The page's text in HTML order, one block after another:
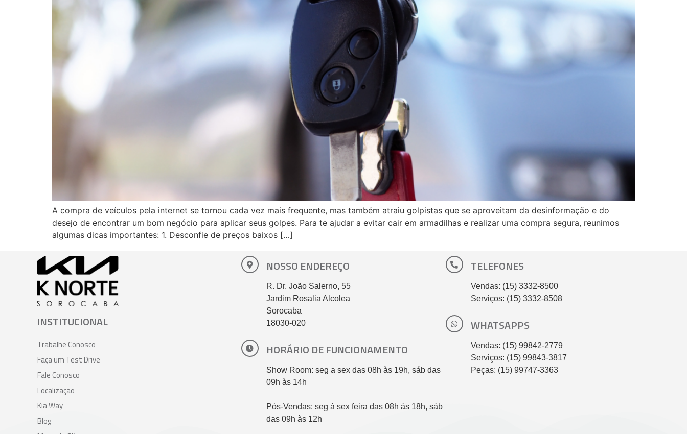
A compra de veículos pela internet se tornou cada vez mais frequente, mas também atraiu golpistas que se aproveitam da desinformação e do
desejo de encontrar um bom negócio para aplicar seus golpes. Para te ajudar a evitar cair em armadilhas e realizar uma compra segura, reunimos
algumas dicas importantes: 1. Desconfie de preços baixos […]
INSTITUCIONAL
Trabalhe Conosco
Faça um Test Drive
Fale Conosco
Localização
Kia Way
Blog
NOSSO ENDEREÇO
R. Dr. João Salerno, 55
Jardim Rosalia Alcolea
Sorocaba
18030-020
HORÁRIO DE FUNCIONAMENTO
Show Room: seg a sex das 08h às 19h, sáb das
09h às 14h
Pós-Vendas: seg á sex feira das 08h ás 18h, sáb
das 09h às 12h
TELEFONES
Vendas: (15) 3332-8500
Serviços: (15) 3332-8508
WHATSAPPS
Vendas: (15) 99842-2779
Serviços: (15) 99843-3817
Peças: (15) 99747-3363